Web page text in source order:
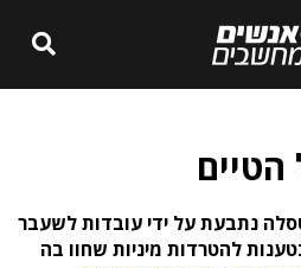
נתבעת על ידי עובדות לשעבר
להטרדות מיניות שחוו בה